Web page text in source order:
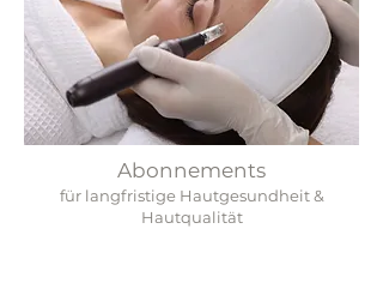
Abonnements
für langfristige Hautgesundheit &
Hautqualität